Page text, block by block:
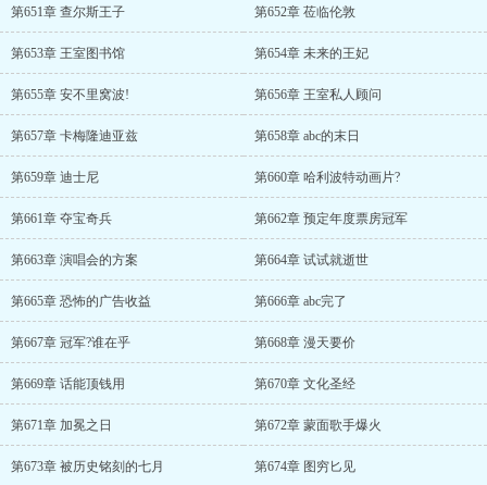
第651章 查尔斯王子 第652章 莅临伦敦
第653章 王室图书馆 第654章 未来的王妃
第655章 安不里窝波! 第656章 王室私人顾问
第657章 卡梅隆迪亚兹 第658章 abc的末日
第659章 迪士尼 第660章 哈利波特动画片?
第661章 夺宝奇兵 第662章 预定年度票房冠军
第663章 演唱会的方案 第664章 试试就逝世
第665章 恐怖的广告收益 第666章 abc完了
第667章 冠军?谁在乎 第668章 漫天要价
第669章 话能顶钱用 第670章 文化圣经
第671章 加冕之日 第672章 蒙面歌手爆火
第673章 被历史铭刻的七月 第674章 图穷匕见